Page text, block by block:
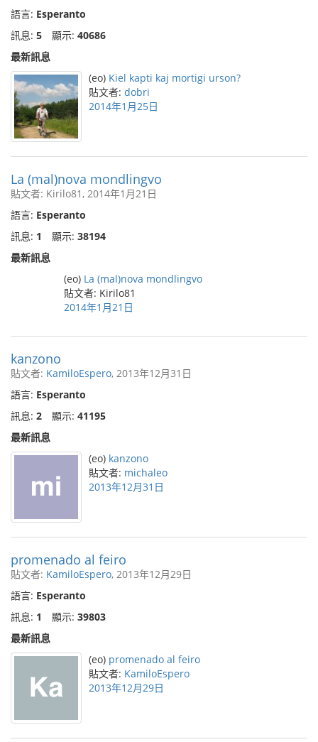
語言: Esperanto
訊息: 5 顯示: 40686
最新訊息
(eo) Kiel kapti kaj mortigi urson?
貼文者: dobri
2014年1月25日
La (mal)nova mondlingvo
貼文者: Kirilo81, 2014年1月21日
語言: Esperanto
訊息: 1 顯示: 38194
最新訊息
(eo) La (mal)nova mondlingvo
貼文者: Kirilo81
2014年1月21日
kanzono
貼文者: KamiloEspero, 2013年12月31日
語言: Esperanto
訊息: 2 顯示: 41195
最新訊息
(eo) kanzono
貼文者: michaleo
2013年12月31日
promenado al feiro
貼文者: KamiloEspero, 2013年12月29日
語言: Esperanto
訊息: 1 顯示: 39803
最新訊息
(eo) promenado al feiro
貼文者: KamiloEspero
2013年12月29日